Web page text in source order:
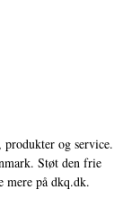
og service.
Støt den frie
mere på dkq.dk.